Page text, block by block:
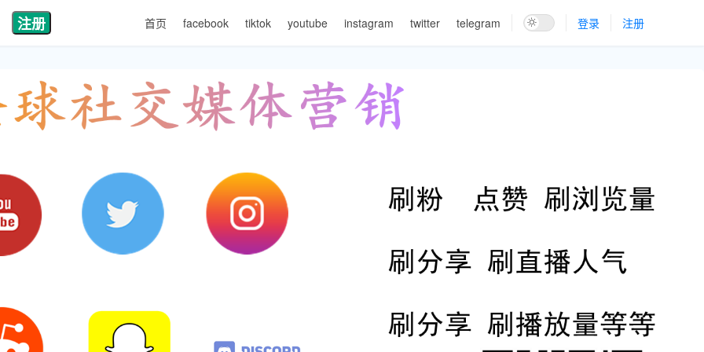
注册 首页 facebook tiktok youtube instagram twitter telegram 登录 注册